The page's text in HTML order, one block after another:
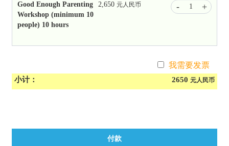
Good Enough Parenting
Workshop (minimum 10
people) 10 hours
2,650元人民币 - +
我需要发票
小计： 2650 元人民币